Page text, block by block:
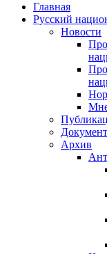
Главная
Русский
Новости
Архив